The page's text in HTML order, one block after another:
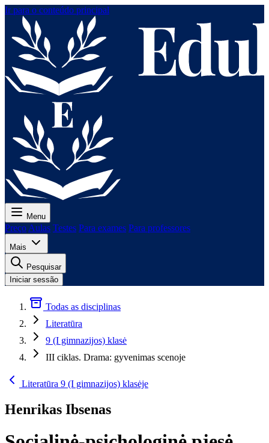
Ir para o conteúdo principal
Menu
Preço Aulas Testes Para exames Para professores
Mais
Pesquisar
Iniciar sessão
Todas as disciplinas
Literatūra
9 (I gimnazijos) klasė
III ciklas. Drama: gyvenimas scenoje
Literatūra 9 (I gimnazijos) klasėje
Henrikas Ibsenas